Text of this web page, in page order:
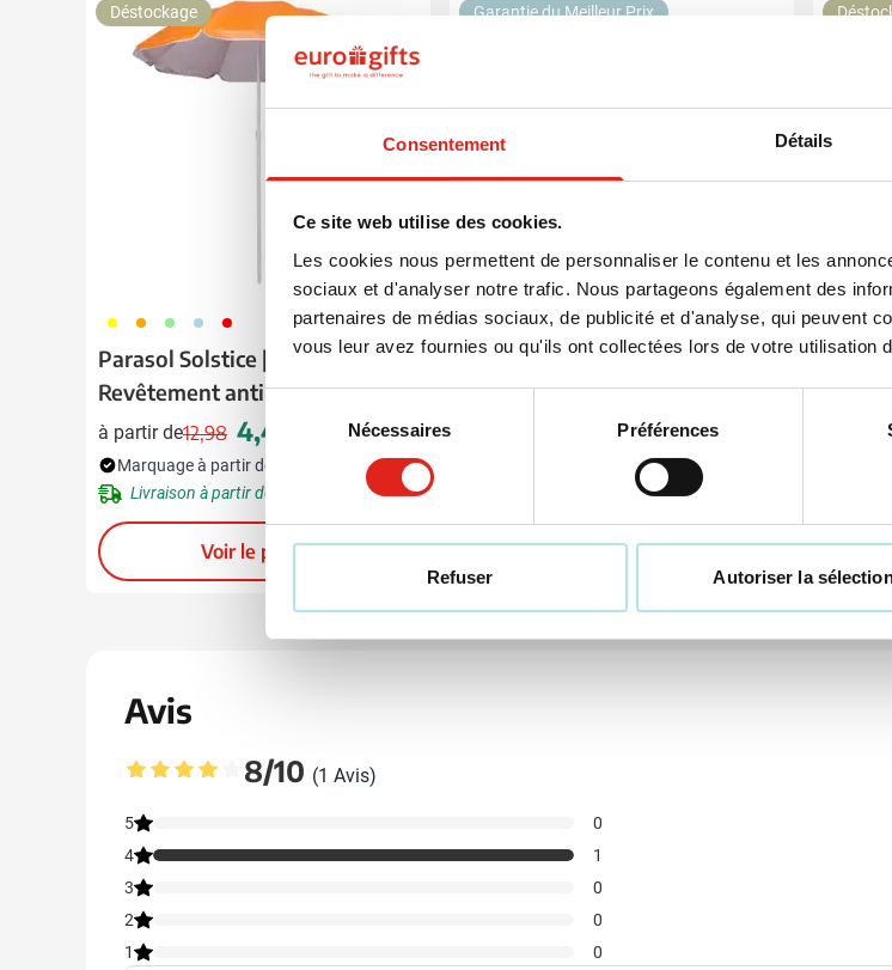
Consentement Détails
Ce site web utilise des cookies.
Les cookies nous permettent de personnaliser le contenu et les
sociaux et d'analyser notre trafic. Nous partageons également des
partenaires de médias sociaux, de publicité et d'analyse, qui peuvent
vous leur avez fournies ou qu'ils ont collectées lors de votre utilisation
du
consentement
Nécessaires Préférences
Refuser Autoriser la
006 007 029 018 008
Parasol Solstice | Ø 150 cm |
Revêtement anti-UV | Avec
housse de transport
à partir de
Prix normal
12,98 4,45
Déstockage
Marquage à partir de 6 unités
Livraison à partir de
Voir le produit
001023411008032
Batterie externe Extra-slim |
4.000 mAh | Indicateur LED
4,43
Garantie du Meilleur Prix
Marquage à partir de 10 unités
Livraison à partir de13 août
Voir le produit
001
Ours
à partir
Avis
Note moyenne : 8 sur 10
8/10 (1 Avis)
5
0
4
1
3
0
2
0
1
0